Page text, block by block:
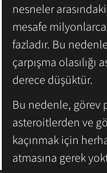
nesneler
mesafe
fazladır. Bu
çarpışma olasılığı
derece düşüktür.
Bu nedenle, görev
asteroitlerden ve
kaçınmak için
atmasına gerek